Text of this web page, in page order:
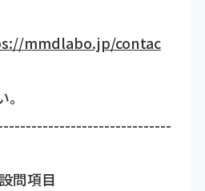
mmdlabo.jp/contac
問項目